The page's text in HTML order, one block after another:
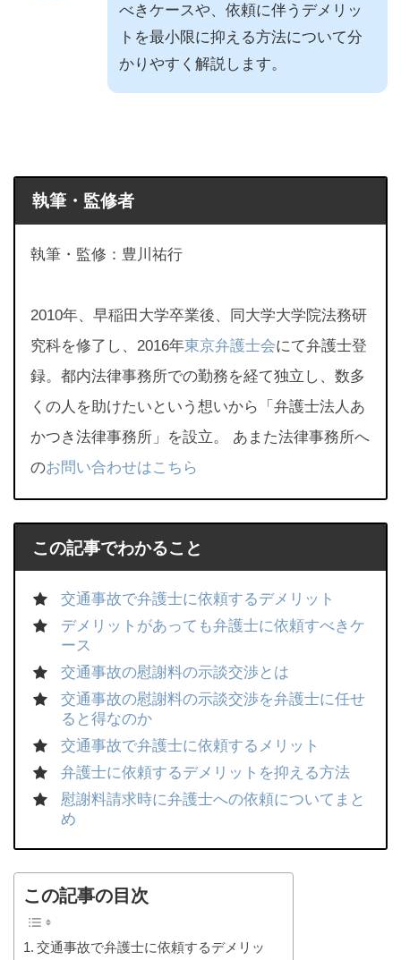
べきケースや、依頼に伴うデメリッ
トを最小限に抑える方法について分
かりやすく解説します。
執筆・監修者
執筆・監修：豊川祐行
2010年、早稲田大学卒業後、同大学大学院法務研
究科を修了し、2016年東京弁護士会にて弁護士登
録。都内法律事務所での勤務を経て独立し、数多
くの人を助けたいという想いから「弁護士法人あ
かつき法律事務所」を設立。 あまた法律事務所へ
のお問い合わせはこちら
この記事でわかること
交通事故で弁護士に依頼するデメリット
デメリットがあっても弁護士に依頼すべきケ
ース
交通事故の慰謝料の示談交渉とは
交通事故の慰謝料の示談交渉を弁護士に任せ
ると得なのか
交通事故で弁護士に依頼するメリット
弁護士に依頼するデメリットを抑える方法
慰謝料請求時に弁護士への依頼についてまと
め
この記事の目次
交通事故で弁護士に依頼するデメリッ